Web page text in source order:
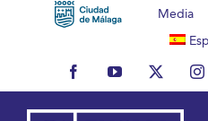
Media
FacebookYouTubeX